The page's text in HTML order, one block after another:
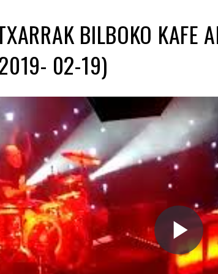
BILBOKO KAFE
02-19)